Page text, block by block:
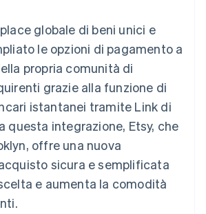
Stripe Sigma
personalizzati
Data Pipeline
dei dati
settore
Aziende di IA
Creator economy
Ospitalità, viaggi e
libero
addebiti in base
Emettere carte
da stablecoin
il provisioning e
i servizi con gli
agenti
Risorse
app
annuale
con noi
stampa
Stripe Press
Recapiti
nostro partner
globale di beni unici e
le opzioni di pagamento a
propria comunità di
grazie alla funzione di
istantanei tramite Link di
questa integrazione, Etsy, che
offre una nuova
sicura e semplificata
e aumenta la comodità